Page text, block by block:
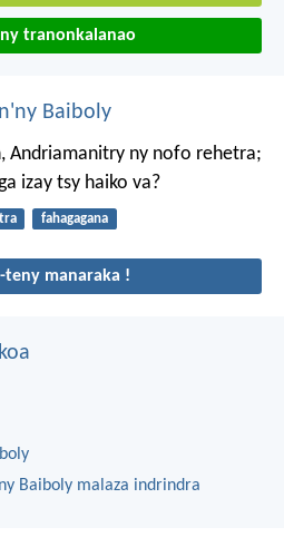
tranonkalanao
Baiboly
Andriamanitry ny nofo rehetra;
izay tsy haiko va?
fahagagana
manaraka !
Baiboly malaza indrindra